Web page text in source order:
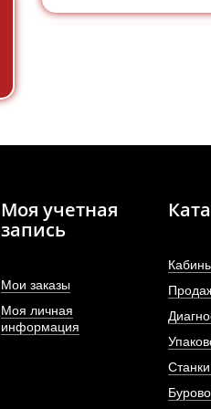
Шпилька переднего
АРТИКУЛ:
Моя учетная
запись
Мои заказы
Моя личная
информация